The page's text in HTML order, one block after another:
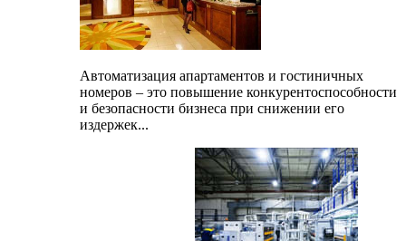
Автоматизация апартаментов и гостиничных
номеров – это повышение конкурентоспособности
и безопасности бизнеса при снижении его
издержек...